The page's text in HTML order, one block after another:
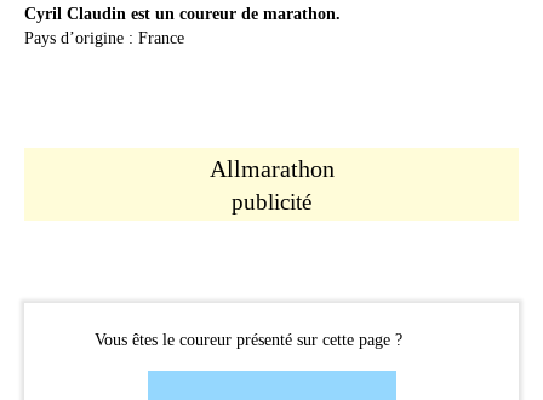
Cyril Claudin est un coureur de marathon.
Pays d’origine : France
Allmarathon
publicité
Vous êtes le coureur présenté sur cette page ?